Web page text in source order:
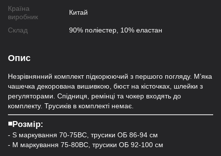
Країна
виробник
Китай
Склад 90% поліестер, 10% еластан
Опис
Незрівнянний комплект підкорюючий з першого погляду. М’яка
чашечка декорована вишивкою, бюст на кісточках, шлейки з
регуляторами. Спідниця, ремінці та чокер входять до
комплекту. Трусиків в комплекті немає.
◾️Розмір:
- S маркування 70-75ВС, трусики ОБ 86-94 см
- M маркування 75-80ВС, трусики ОБ 92-100 см